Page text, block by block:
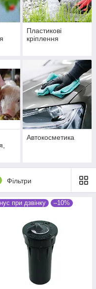
Пластикові
кріплення
Автокосметика
Фільтри
при дзвінку –10%